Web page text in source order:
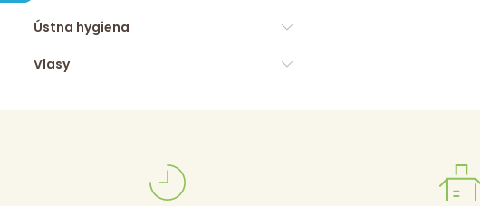
Ústna hygiena
Vlasy